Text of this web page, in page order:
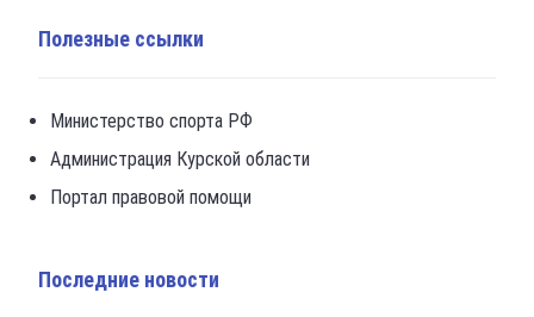
Полезные ссылки
Министерство спорта РФ
Администрация Курской области
Портал правовой помощи
Последние новости